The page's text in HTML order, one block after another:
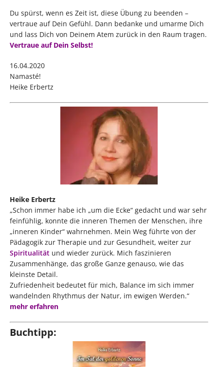
Du spürst, wenn es Zeit ist, diese Übung zu beenden –
vertraue auf Dein Gefühl. Dann bedanke und umarme Dich
und lass Dich von Deinem Atem zurück in den Raum tragen.
Vertraue auf Dein Selbst!
16.04.2020
Namasté!
Heike Erbertz
Heike Erbertz
„Schon immer habe ich „um die Ecke“ gedacht und war sehr
feinfühlig, konnte die inneren Themen der Menschen, ihre
„inneren Kinder“ wahrnehmen. Mein Weg führte von der
Pädagogik zur Therapie und zur Gesundheit, weiter zur
Spiritualität und wieder zurück. Mich faszinieren
Zusammenhänge, das große Ganze genauso, wie das
kleinste Detail.
Zufriedenheit bedeutet für mich, Balance im sich immer
wandelnden Rhythmus der Natur, im ewigen Werden.“
mehr erfahren
Buchtipp: